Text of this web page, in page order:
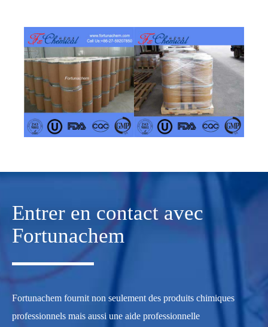
Entrer en contact avec
Fortunachem
Fortunachem fournit non seulement des produits chimiques
professionnels mais aussi une aide professionnelle